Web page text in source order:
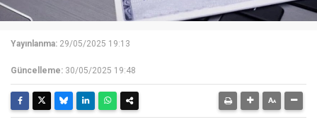
Yayınlanma: 29/05/2025 19:13
Güncelleme: 30/05/2025 19:48